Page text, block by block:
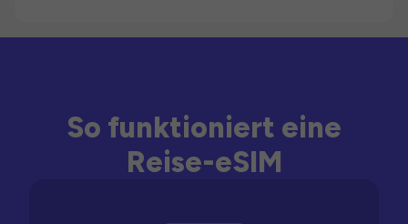
So funktioniert eine
Reise-eSIM